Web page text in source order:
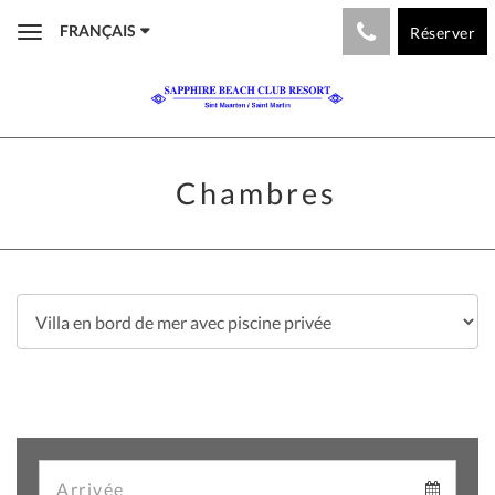
ToggleFRANÇAIS Réserver
Chambres